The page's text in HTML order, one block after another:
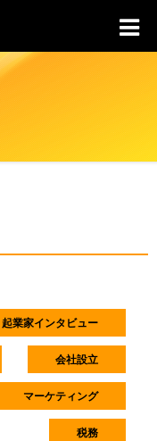
起業家インタビュー
会社設立
マーケティング
税務